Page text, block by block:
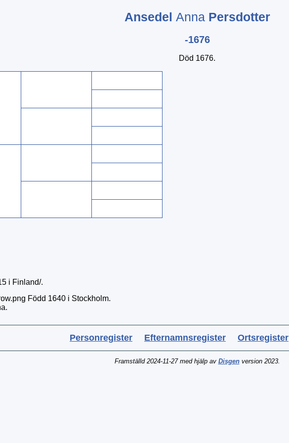
Ansedel Anna Persdotter
-1676
Död 1676.
i Finland/.
Född 1640 i Stockholm.
Personregister Efternamnsregister Ortsregister
Framställd 2024-11-27 med hjälp av Disgenversion 2023.